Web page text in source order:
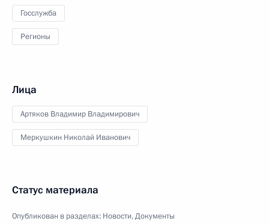
Госслужба
Регионы
Лица
Артяков Владимир Владимирович
Меркушкин Николай Иванович
Статус материала
Опубликован в разделах: Новости,Документы